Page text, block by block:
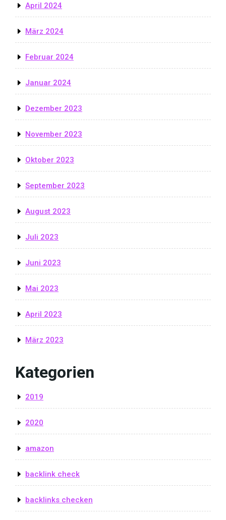
April 2024
März 2024
Februar 2024
Januar 2024
Dezember 2023
November 2023
Oktober 2023
September 2023
August 2023
Juli 2023
Juni 2023
Mai 2023
April 2023
März 2023
Kategorien
2019
2020
amazon
backlink check
backlinks checken